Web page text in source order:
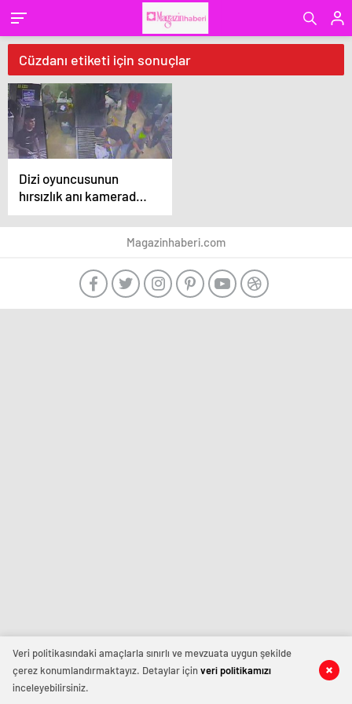
Cüzdanı etiketi için sonuçlar
Dizi oyuncusunun
hırsızlık anı kamerada!
‘Daha önce hiç
görmediğim bir olay’
Magazinhaberi.com
Veri politikasındaki amaçlarla sınırlı ve mevzuata uygun şekilde
çerez konumlandırmaktayız. Detaylar içinveri politikamızı
inceleyebilirsiniz.